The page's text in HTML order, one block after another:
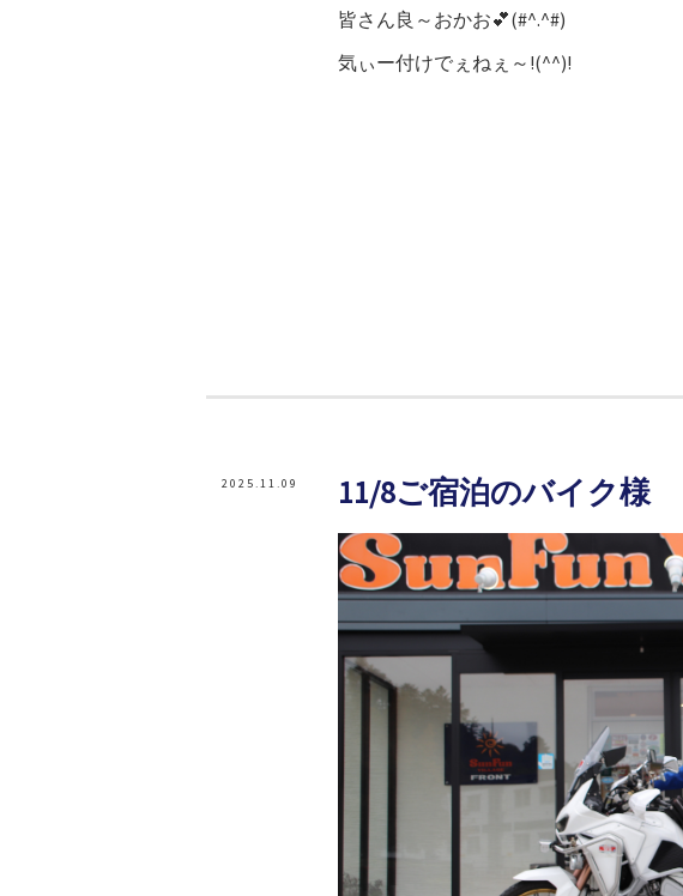
皆さん良～おかお💕(#^.^#)
気ぃー付けでぇねぇ～!(^^)!
2025.11.09 11/8ご宿泊のバイク様